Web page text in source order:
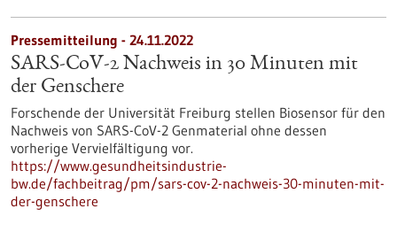
Pressemitteilung - 24.11.2022
SARS-CoV-2 Nachweis in 30 Minuten mit
der Genschere
Forschende der Universität Freiburg stellen Biosensor für den
Nachweis von SARS-CoV-2 Genmaterial ohne dessen
vorherige Vervielfältigung vor.
https://www.gesundheitsindustrie-
bw.de/fachbeitrag/pm/sars-cov-2-nachweis-30-minuten-mit-
der-genschere